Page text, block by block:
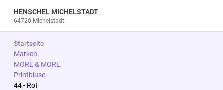
HENSCHEL MICHELSTADT
64720 Michelstadt
Startseite
Marken
MORE & MORE
Printbluse
44 - Rot